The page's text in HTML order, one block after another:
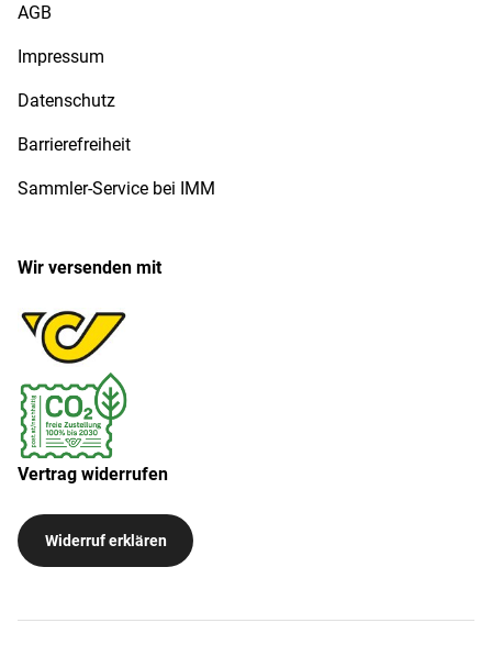
AGB
Impressum
Datenschutz
Barrierefreiheit
Sammler-Service bei IMM
Wir versenden mit
Vertrag widerrufen
Widerruf erklären